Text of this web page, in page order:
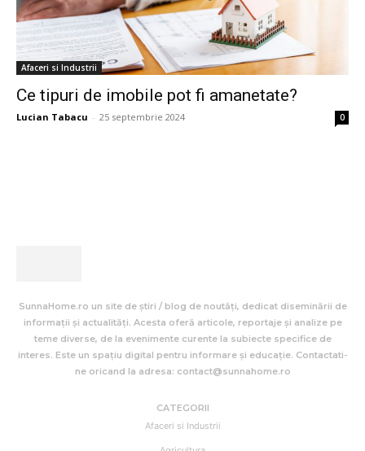
Afaceri si Industrii
Ce tipuri de imobile pot fi amanetate?
Lucian Tabacu - 25 septembrie 2024 0
SunnaHome.ro un site de știri / blog de noutăți, dedicat diseminării de
informații și actualități. Acesta oferă articole, reportaje și analize pe
teme diverse, de la evenimente curente la subiecte specifice de
interes. Este un spațiu digital pentru informare și educație. Contactati-
ne oricand la adresa: contact@sunnahome.ro
CATEGORII
Afaceri si Industrii